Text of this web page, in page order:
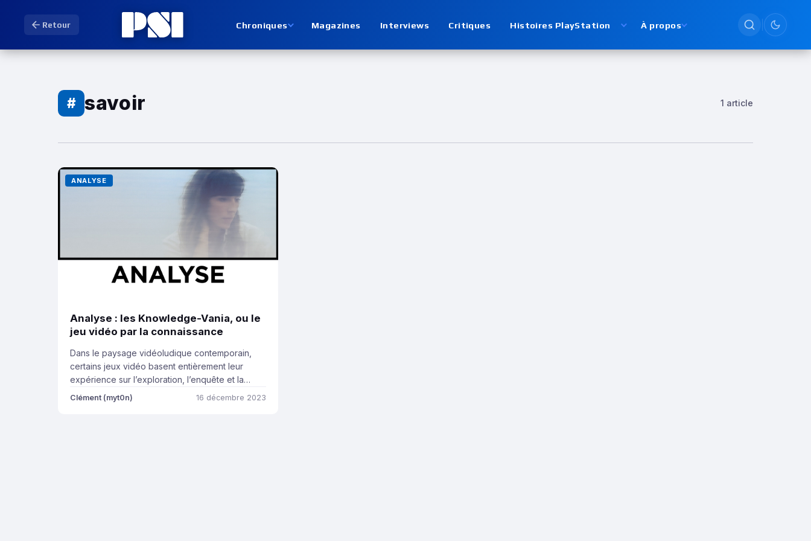
Retour Chroniques Magazines Interviews Critiques Histoires PlayStation À propos Passer
# savoir 1 article
ANALYSE
Analyse : les Knowledge-Vania, ou le
jeu vidéo par la connaissance
Dans le paysage vidéoludique contemporain,
certains jeux vidéo basent entièrement leur
expérience sur l’exploration, l’enquête et la
connaissance. Ce sont les Knowledge-Vania.
Clément (myt0n) 16 décembre 2023